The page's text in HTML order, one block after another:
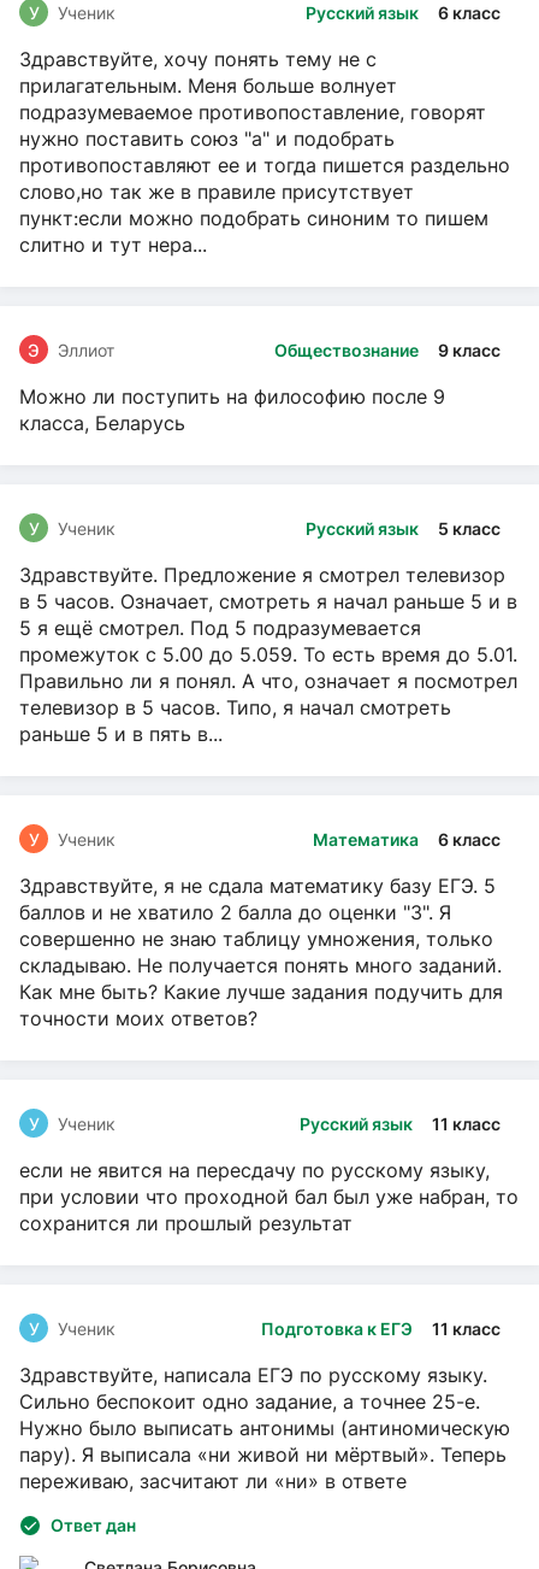
Русский язык 6 класс
У Ученик
Здравствуйте, хочу понять тему не с
прилагательным. Меня больше волнует
подразумеваемое противопоставление, говорят
нужно поставить союз "а" и подобрать
противопоставляют ее и тогда пишется раздельно
слово,но так же в правиле присутствует
пункт:если можно подобрать синоним то пишем
слитно и тут нера...
Обществознание 9 класс
Э Эллиот
Можно ли поступить на философию после 9
класса, Беларусь
Русский язык 5 класс
У Ученик
Здравствуйте. Предложение я смотрел телевизор
в 5 часов. Означает, смотреть я начал раньше 5 и в
5 я ещё смотрел. Под 5 подразумевается
промежуток с 5.00 до 5.059. То есть время до 5.01.
Правильно ли я понял. А что, означает я посмотрел
телевизор в 5 часов. Типо, я начал смотреть
раньше 5 и в пять в...
Математика 6 класс
У Ученик
Здравствуйте, я не сдала математику базу ЕГЭ. 5
баллов и не хватило 2 балла до оценки "3". Я
совершенно не знаю таблицу умножения, только
складываю. Не получается понять много заданий.
Как мне быть? Какие лучше задания подучить для
точности моих ответов?
Русский язык 11 класс
У Ученик
если не явится на пересдачу по русскому языку,
при условии что проходной бал был уже набран, то
сохранится ли прошлый результат
Подготовка к ЕГЭ 11 класс
У Ученик
Здравствуйте, написала ЕГЭ по русскому языку.
Сильно беспокоит одно задание, а точнее 25-е.
Нужно было выписать антонимы (антиномическую
пару). Я выписала «ни живой ни мёртвый». Теперь
переживаю, засчитают ли «ни» в ответе
Ответ дан